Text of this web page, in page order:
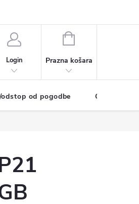
Login
SHOPPING
od pogodbe O podjetju